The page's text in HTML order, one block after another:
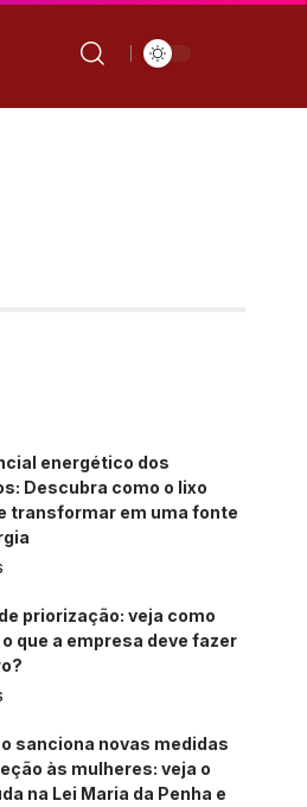
energético dos
Descubra como o lixo
transformar em uma fonte
priorização: veja como
que a empresa deve fazer
sanciona novas medidas
às mulheres: veja o
na Lei Maria da Penha e